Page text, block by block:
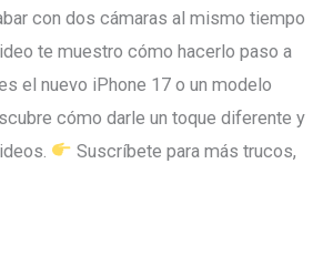
con dos cámaras al mismo tiempo
te muestro cómo hacerlo paso a
el nuevo iPhone 17 o un modelo
cómo darle un toque diferente y
Suscríbete para más trucos,